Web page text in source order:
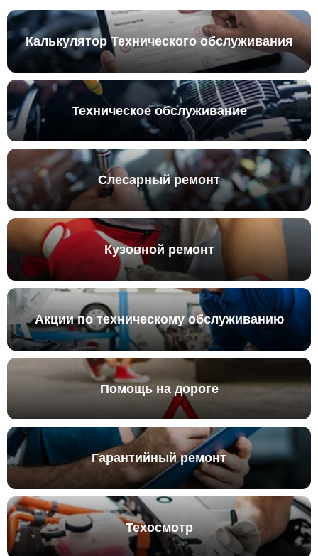
Калькулятор Технического обслуживания
Техническое обслуживание
Слесарный ремонт
Кузовной ремонт
Акции по техническому обслуживанию
Помощь на дороге
Гарантийный ремонт
Техосмотр